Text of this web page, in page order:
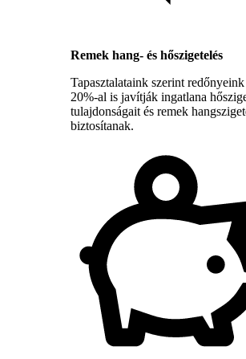
Remek hang- és hőszigetelés
Tapasztalataink szerint
20%-al is javítják ingatlana
tulajdonságait és remek
biztosítanak.